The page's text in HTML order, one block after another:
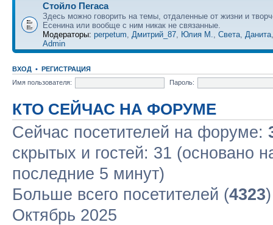
Стойло Пегаса
Здесь можно говорить на темы, отдаленные от жизни и
Есенина или вообще с ним никак не связанные.
Модераторы: perpetum, Дмитрий_87, Юлия М., Света, Данита
Admin
ВХОД • РЕГИСТРАЦИЯ
Имя пользователя:
Пароль:
КТО СЕЙЧАС НА ФОРУМЕ
Сейчас посетителей на форуме:
скрытых и гостей: 31 (основано
последние 5 минут)
Больше всего посетителей (4323
Октябрь 2025